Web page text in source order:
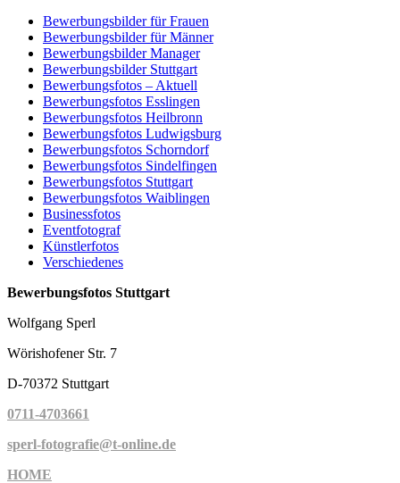
Bewerbungsbilder für Frauen
Bewerbungsbilder für Männer
Bewerbungsbilder Manager
Bewerbungsbilder Stuttgart
Bewerbungsfotos – Aktuell
Bewerbungsfotos Esslingen
Bewerbungsfotos Heilbronn
Bewerbungsfotos Ludwigsburg
Bewerbungsfotos Schorndorf
Bewerbungsfotos Sindelfingen
Bewerbungsfotos Stuttgart
Bewerbungsfotos Waiblingen
Businessfotos
Eventfotograf
Künstlerfotos
Verschiedenes
Bewerbungsfotos Stuttgart
Wolfgang Sperl
Wörishofener Str. 7
D-70372 Stuttgart
0711-4703661
sperl-fotografie@t-online.de
HOME